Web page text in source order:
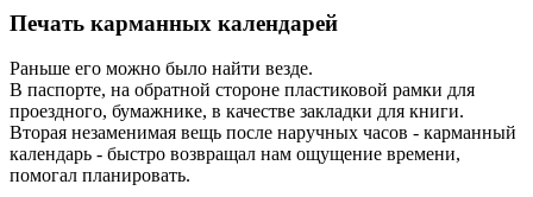
Печать карманных календарей
Раньше его можно было найти везде.
В паспорте, на обратной стороне пластиковой рамки для
проездного, бумажнике, в качестве закладки для книги.
Вторая незаменимая вещь после наручных часов - карманный
календарь - быстро возвращал нам ощущение времени,
помогал планировать.